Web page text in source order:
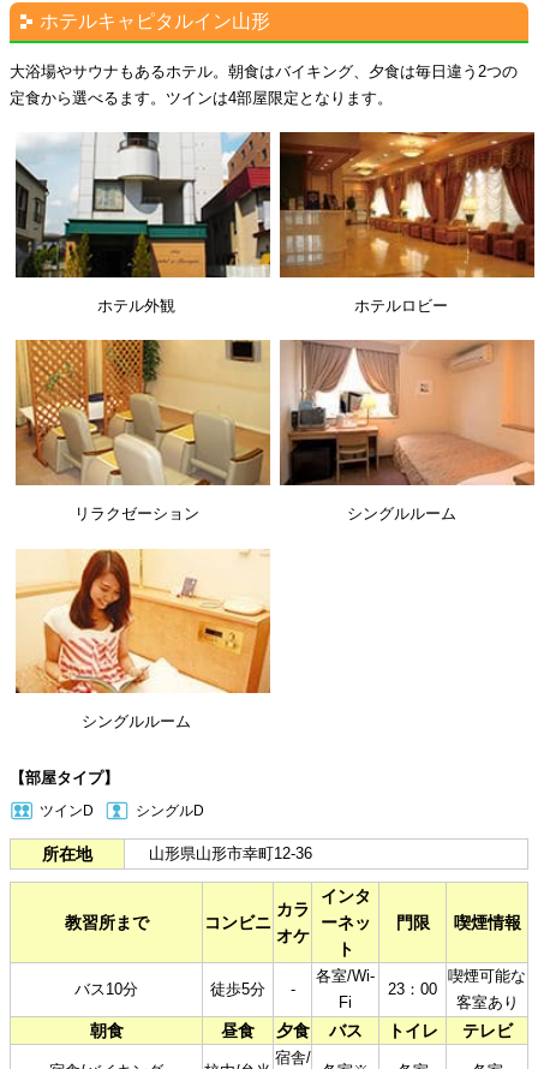
ホテルキャピタルイン山形
大浴場やサウナもあるホテル。朝食はバイキング、夕食は毎日違う2つの
定食から選べるます。ツインは4部屋限定となります。
ホテル外観 ホテルロビー
リラクゼーション シングルルーム
シングルルーム
【部屋タイプ】
ツインD
シングルD
所在地 山形県山形市幸町12-36
教習所まで コンビニ
カラ
オケ
インタ
ーネッ
ト
門限 喫煙情報
バス10分 徒歩5分 -
各室/Wi-
Fi
23：00
喫煙可能な
客室あり
朝食 昼食 夕食 バス トイレ テレビ
宿舎/